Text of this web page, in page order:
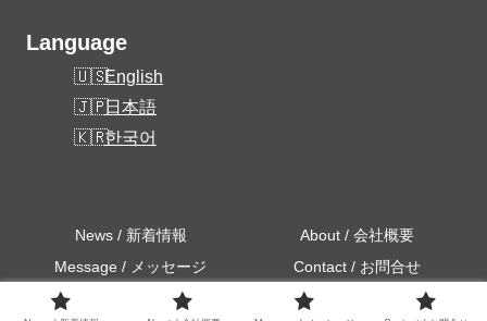
Language
English
日本語
한국어
News / 新着情報
About / 会社概要
Message / メッセージ
Contact / お問合せ
Copyright © 2025 SerenNexus All Rights Reserved.